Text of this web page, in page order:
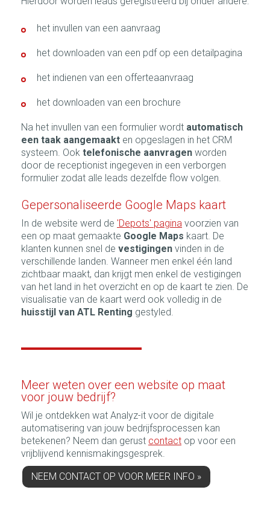
het invullen van een aanvraag
het downloaden van een pdf op een detailpagina
het indienen van een offerteaanvraag
het downloaden van een brochure
Na het invullen van een formulier wordt automatisch
een taak aangemaakt en opgeslagen in het CRM
systeem. Ook telefonische aanvragen worden
door de receptionist ingegeven in een verborgen
formulier zodat alle leads dezelfde flow volgen.
Gepersonaliseerde Google Maps kaart
In de website werd de 'Depots' pagina voorzien van
een op maat gemaakte Google Maps kaart. De
klanten kunnen snel de vestigingen vinden in de
verschillende landen. Wanneer men enkel één land
zichtbaar maakt, dan krijgt men enkel de vestigingen
van het land in het overzicht en op de kaart te zien. De
visualisatie van de kaart werd ook volledig in de
huisstijl van ATL Renting gestyled.
Meer weten over een website op maat
voor jouw bedrijf?
Wil je ontdekken wat Analyz-it voor de digitale
automatisering van jouw bedrijfsprocessen kan
betekenen? Neem dan gerust contact op voor een
vrijblijvend kennismakingsgesprek.
NEEM CONTACT OP VOOR MEER INFO »